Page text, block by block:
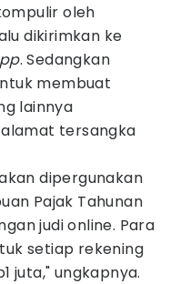
oleh
dikirimkan ke
. Sedangkan
membuat
lainnya
tersangka
dipergunakan
Pajak Tahunan
judi online. Para
setiap rekening
juta," ungkapnya.